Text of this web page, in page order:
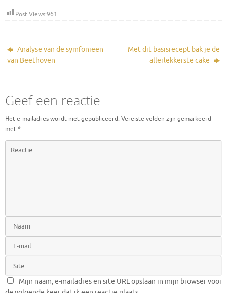
Post Views:961
Analyse van de symfonieën
van Beethoven
Met dit basisrecept bak je de
allerlekkerste cake
Geef een reactie
Het e-mailadres wordt niet gepubliceerd. Vereiste velden zijn gemarkeerd
met*
Mijn naam, e-mailadres en site URL opslaan in mijn browser voor